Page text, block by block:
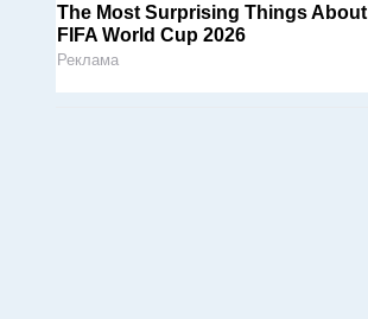
The Most Surprising Things About
FIFA World Cup 2026
Реклама